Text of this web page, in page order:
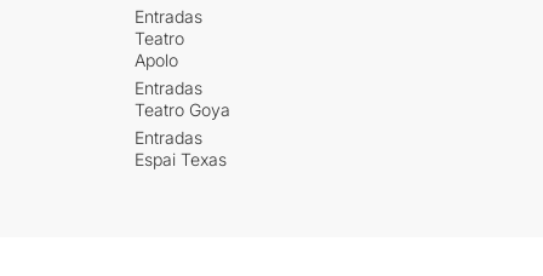
Entradas
Teatro
Apolo
Entradas
Teatro Goya
Entradas
Espai Texas